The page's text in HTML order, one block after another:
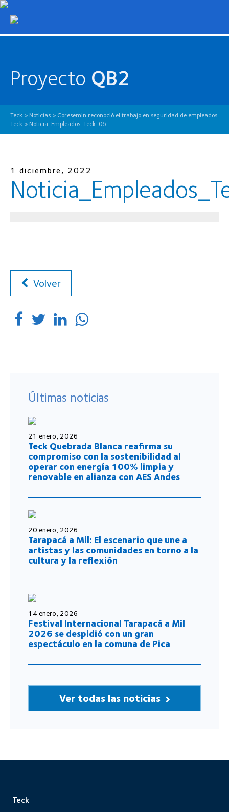
Proyecto QB2
Teck > Noticias > Coresemin reconoció el trabajo en seguridad de empleados
Teck > Noticia_Empleados_Teck_06
1 diciembre, 2022
Volver
Últimas noticias
21 enero, 2026
Teck Quebrada Blanca reafirma su
compromiso con la sostenibilidad al
operar con energía 100% limpia y
renovable en alianza con AES Andes
20 enero, 2026
Tarapacá a Mil: El escenario que une a
artistas y las comunidades en torno a la
cultura y la reflexión
14 enero, 2026
Festival Internacional Tarapacá a Mil
2026 se despidió con un gran
espectáculo en la comuna de Pica
Ver todas las noticias
Teck